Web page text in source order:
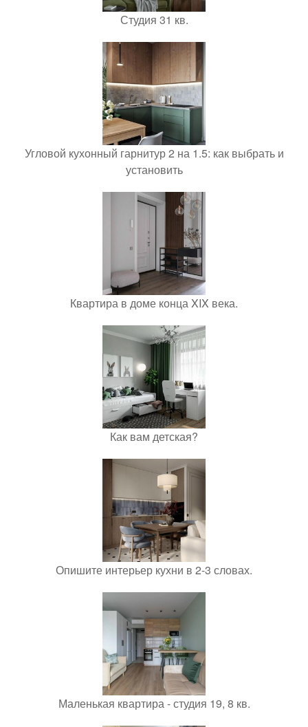
Студия 31 кв.
Угловой кухонный гарнитур 2 на 1.5: как выбрать и
установить
Квартира в доме конца XIX века.
Как вам детская?
Опишите интерьер кухни в 2-3 словах.
Маленькая квартира - студия 19, 8 кв.